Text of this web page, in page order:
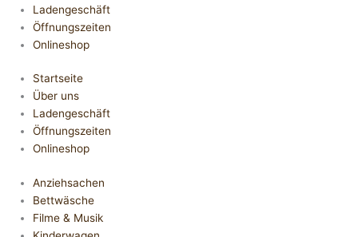
Ladengeschäft
Öffnungszeiten
Onlineshop
Startseite
Über uns
Ladengeschäft
Öffnungszeiten
Onlineshop
Anziehsachen
Bettwäsche
Filme & Musik